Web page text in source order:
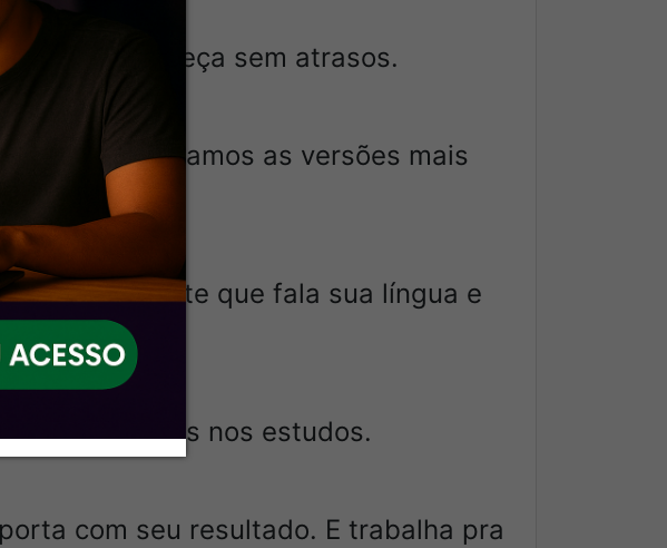
estudo começa sem atrasos.
e entregamos as versões mais
Suporte que fala sua língua e
a render mais nos estudos.
com seu resultado. E trabalha pra